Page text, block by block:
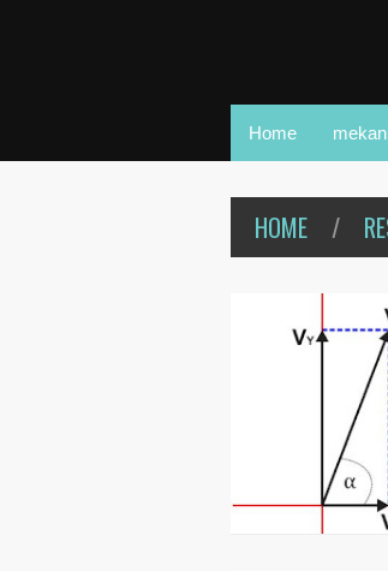
Home
HOME /